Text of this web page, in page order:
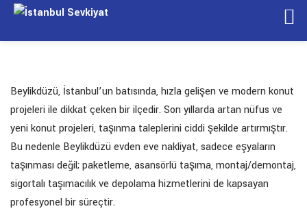
Beylikdüzü, İstanbul’un batısında, hızla gelişen ve modern konut
projeleri ile dikkat çeken bir ilçedir. Son yıllarda artan nüfus ve
yeni konut projeleri, taşınma taleplerini ciddi şekilde artırmıştır.
Bu nedenle Beylikdüzü evden eve nakliyat, sadece eşyaların
taşınması değil; paketleme, asansörlü taşıma, montaj/demontaj,
sigortalı taşımacılık ve depolama hizmetlerini de kapsayan
profesyonel bir süreçtir.